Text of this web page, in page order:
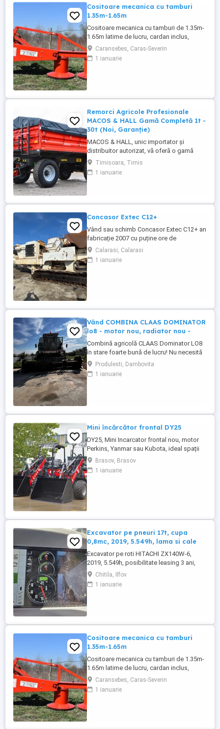
Cositoare mecanica cu tamburi
1.35m-1.65m
Cositoare mecanica cu tamburi de 1.35m-
1.65m latime de lucru, cardan inclus,
prelata, cheie de cutite Transport in toate
judetele
Caransebes, Caras-Severin
1 ianuarie
Remorci Agricole Profesionale
MACOS & HALL Gamă Completă 1t -
30t (Noi, Garanție)
MACOS & HALL, unic importator și
distribuitor autorizat, vă oferă o gamă
variată de remorci agricole și tehnologice,
special concepute pentru a răspunde
nevoilor fermierilor moderni. Toate
durabilitate și performanță maximă în
Timisoara, Timis
1 ianuarie
Concasor Extec C12+
Vând sau schimb Concasor Extec C12+ an
fabricație 2007 cu puține ore de
funcționare.
Calarasi, Calarasi
1 ianuarie
Vând COMBINA CLAAS DOMINATOR
lo8 - motor nou, radiator nou -
Combină agricolă CLAAS Dominator LO8
în stare foarte bună de lucru! Nu necesită
investiții majore pornește și lucrează
imediat! CLAAS Dominator LO8 combină
robustă, fiabilă Heder cereale (seria
Produlesti, Dambovita
1 ianuarie
Mini încărcător frontal DY25
DY25, Mini Incarcator frontal nou, motor
Perkins, Yanmar sau Kubota, ideal spații
mici. DY 25 este un mini-încărcător frontal
articulat nou, cu garanție, destinat
lucrărilor în spații înguste și nu numai,
Brasov, Brasov
1 ianuarie
Excavator pe pneuri 17t, cupa
0,8mc, 2019, 5.549h, lama si cale
Excavator pe roti HITACHI ZX140W-6,
2019, 5.549h, posibilitate leasing 3 ani,
STARE FOARTE BUNA. Se poate vedea si
proba in Chitila , sos de Centura Bucuresti
la UTIROM INVEST SRL
Chitila, Ilfov
1 ianuarie
Cositoare mecanica cu tamburi
1.35m-1.65m
Cositoare mecanica cu tamburi de 1.35m-
1.65m latime de lucru, cardan inclus,
prelata, cheie de cutite Transport in toate
judetele
Caransebes, Caras-Severin
1 ianuarie